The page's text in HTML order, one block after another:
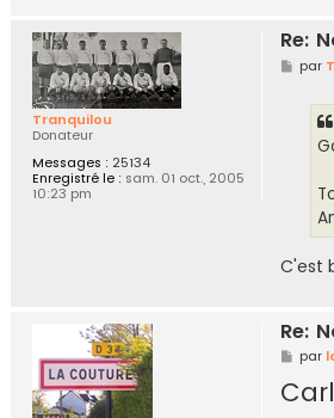
a
c
t
e
r
l
o
u
t
Tranquilou
Donateur
Messages : 25134
Enregistré le : sam. 01 oct., 2005
10:23 pm
Re:
M
e
par
C'est
Re:
M
e
s
s
par